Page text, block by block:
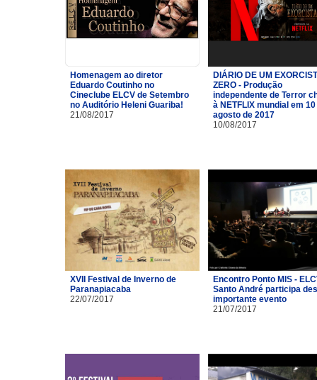
Homenagem ao diretor
Eduardo Coutinho no
Cineclube ELCV de Setembro
no Auditório Heleni Guariba!
21/08/2017
DIÁRIO DE UM
ZERO - Produção
independente de Terror
à NETFLIX mundial em
agosto de 2017
10/08/2017
XVII Festival de Inverno de
Paranapiacaba
22/07/2017
Encontro Ponto MIS -
Santo André participa
importante evento
21/07/2017